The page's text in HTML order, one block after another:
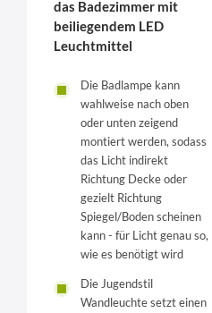
das Badezimmer mit
beiliegendem LED
Leuchtmittel
Die Badlampe kann
wahlweise nach oben
oder unten zeigend
montiert werden, sodass
das Licht indirekt
Richtung Decke oder
gezielt Richtung
Spiegel/Boden scheinen
kann - für Licht genau so,
wie es benötigt wird
Die Jugendstil
Wandleuchte setzt einen